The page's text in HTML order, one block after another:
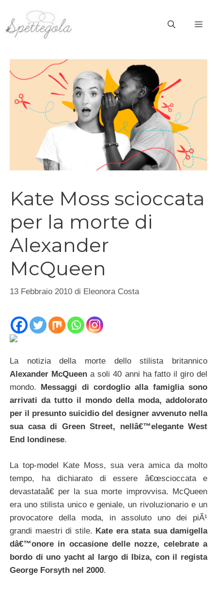
contenuto
Kate Moss scioccata
per la morte di
Alexander
McQueen
13 Febbraio 2010 di Eleonora Costa
La notizia della morte dello stilista britannico
Alexander McQueen a soli 40 anni ha fatto il giro del
mondo.
Messaggi di cordoglio alla famiglia sono
arrivati da tutto il mondo della moda, addolorato
per il presunto suicidio del designer avvenuto nella
sua casa di Green Street, nellâ€™elegante West
End londinese.
La top-model Kate Moss, sua vera amica da molto
tempo, ha dichiarato di essere â€œscioccata e
devastataâ€ per la sua morte improvvisa. McQueen
era uno stilista unico e geniale, un rivoluzionario e un
provocatore della moda, in assoluto uno dei piÃ¹
grandi maestri di stile. Kate era stata sua damigella
dâ€™onore in occasione delle nozze, celebrate a
bordo di uno yacht al largo di Ibiza, con il regista
George Forsyth nel 2000.